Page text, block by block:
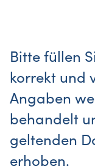
Bitte füllen
korrekt und
Angaben
behandelt
geltenden
erhoben.